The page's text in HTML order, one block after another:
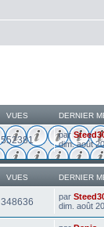
VUES DERNIER
552381 par
dim. août
VUES DERNIER
348636 par
dim. août